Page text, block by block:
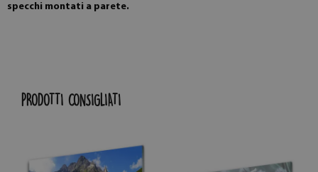
specchi montati a parete.
PRODOTTI CONSIGLIATI